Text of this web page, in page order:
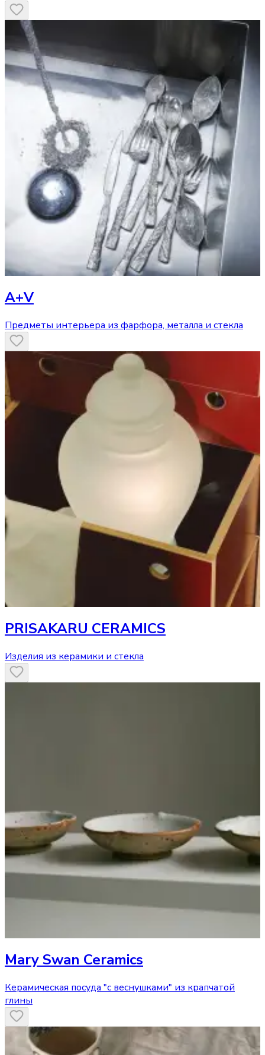
A+V
Предметы интерьера из фарфора, металла и стекла
PRISAKARU CERAMICS
Изделия из керамики и стекла
Mary Swan Ceramics
Керамическая посуда "с веснушками" из крапчатой
глины